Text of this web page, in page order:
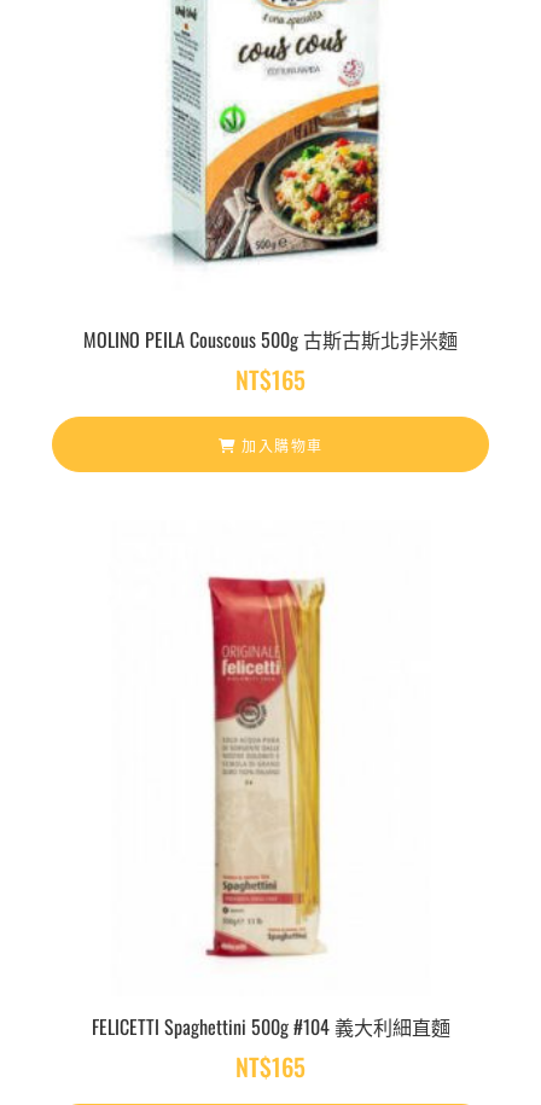
MOLINO PEILA Couscous 500g 古斯古斯北非米麵
NT$165
加入購物車
FELICETTI Spaghettini 500g #104 義大利細直麵
NT$165